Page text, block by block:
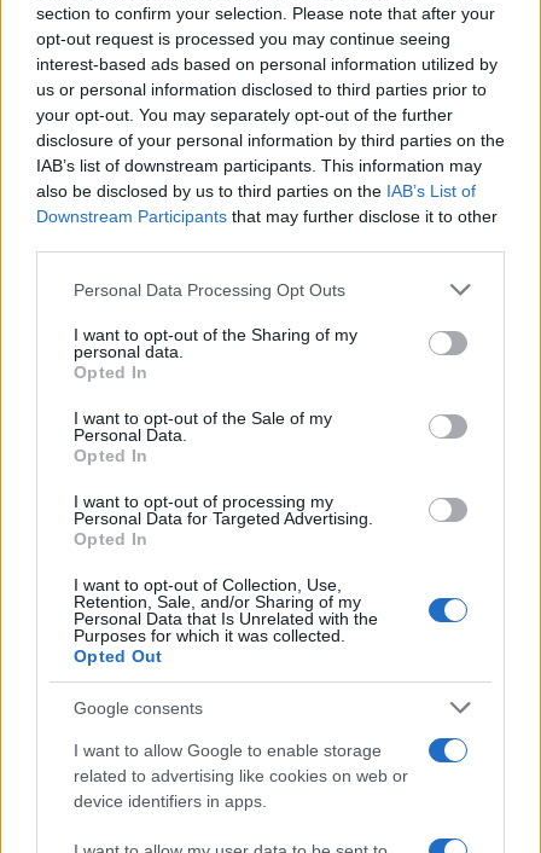
section to confirm your selection. Please note that after your
opt-out request is processed you may continue seeing
interest-based ads based on personal information utilized by
us or personal information disclosed to third parties prior to
your opt-out. You may separately opt-out of the further
disclosure of your personal information by third parties on the
IAB’s list of downstream participants. This information may
also be disclosed by us to third parties on the IAB’s List of
Downstream Participants that may further disclose it to other
Please note that this website/app uses one or more Google
not limited to your visit or usage behaviour. You may click to
grant or deny consent to Google and its third-party tags to
use your data for below specified purposes in below Google
consent section.
Personal Data Processing Opt Outs
I want to opt-out of the Sharing of my
personal data.
Opted In
I want to opt-out of the Sale of my
Personal Data.
Opted In
I want to opt-out of processing my
Personal Data for Targeted Advertising.
Opted In
I want to opt-out of Collection, Use,
Retention, Sale, and/or Sharing of my
Personal Data that Is Unrelated with the
Purposes for which it was collected.
Opted Out
Google consents
I want to allow Google to enable storage
related to advertising like cookies on web or
device identifiers in apps.
emozioni, trasformando l’atto di acquistare in un
rito significativo, soprattutto durante il periodo
festivo. Questo pop-up rappresenta un luogo da
esplorare con calma, dove ogni oggetto racconta
una storia unica.
AUTORE